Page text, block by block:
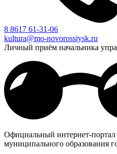
8 8617 61-31-06
kultura@mo-novorossiysk.ru
Личный приём начальника
Официальный интернет-портал
муниципального образования